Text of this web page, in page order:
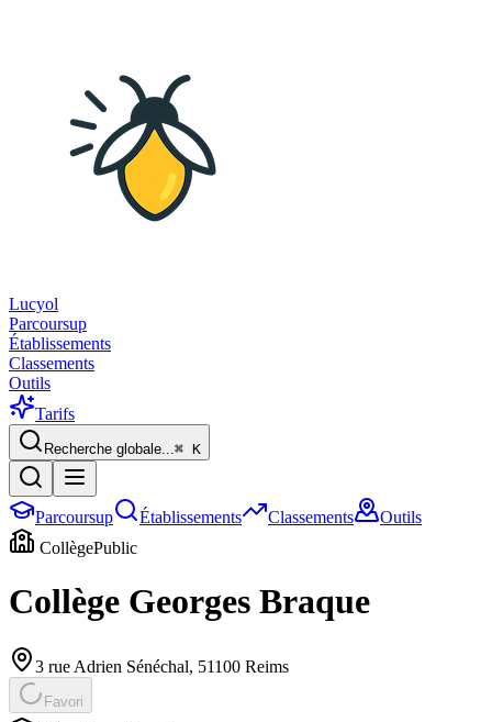
Lucyol
Parcoursup
Établissements
Classements
Outils
Tarifs
Recherche globale...⌘ K
Parcoursup Établissements Classements
Outils
CollègePublic
Collège Georges Braque
3 rue Adrien Sénéchal, 51100 Reims
Favori